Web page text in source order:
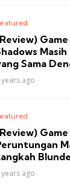
Sama
years ago
years ago